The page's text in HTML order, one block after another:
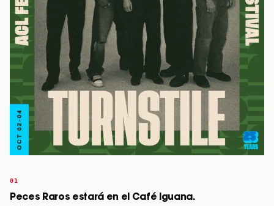
Peces Raros estará en el Café Iguana.